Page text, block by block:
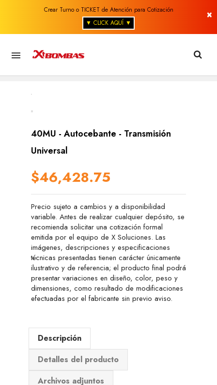
×
Crear Turno o TICKET de Atención para Cotización
▼ CLICK AQUÍ ▼

40MU - Autocebante - Transmisión
Universal
$46,428.75
Precio sujeto a cambios y a disponibilidad
variable. Antes de realizar cualquier depósito, se
recomienda solicitar una cotización formal
emitida por el equipo de X Soluciones. Las
imágenes, descripciones y especificaciones
técnicas presentadas tienen carácter únicamente
ilustrativo y de referencia; el producto final podrá
presentar variaciones en diseño, color, peso y
dimensiones, como resultado de modificaciones
efectuadas por el fabricante sin previo aviso.
Descripción
Detalles del producto
Archivos adjuntos